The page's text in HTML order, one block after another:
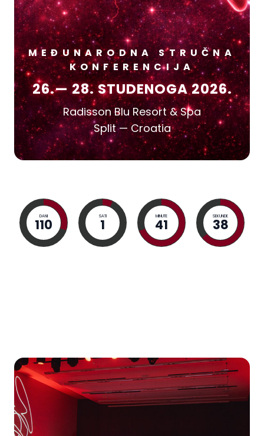
MEĐUNARODNA STRUČNA
KONFERENCIJA
26.— 28. STUDENOGA 2026.
Radisson Blu Resort & Spa
Split — Croatia
DANI
110
SATI
1
MINUTE
41
SEKUNDE
37